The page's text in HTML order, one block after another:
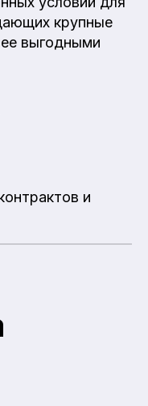
крупные
выгодными
и